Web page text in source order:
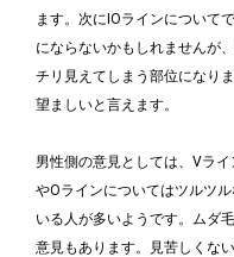
ます。次にIOラインについて
にならないかもしれませんが
チリ見えてしまう部位になり
望ましいと言えます。
男性側の意見としては、Vラ
やOラインについてはツルツ
いる人が多いようです。ムダ
意見もあります。見苦しくな